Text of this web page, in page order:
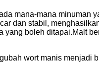
mana-mana minuman
dan stabil,
yang boleh ditapai.Malt
wort manis menjadi